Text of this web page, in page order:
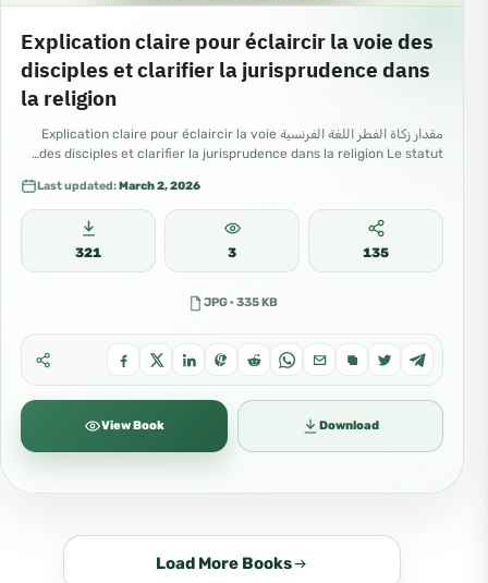
Explication claire pour éclaircir la voie des
disciples et clarifier la jurisprudence dans
la religion
مقدار زكاة الفطر اللغة الفرنسية Explication claire pour éclaircir la voie
des disciples et clarifier la jurisprudence dans la religion Le statut…
Last updated:March 2, 2026
321 3 135
JPG · 335 KB
View Book Download
Load More Books